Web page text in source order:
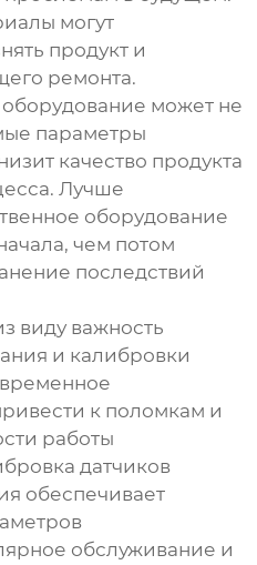
могут
продукт и
ремонта.
может не
параметры
качество продукта
Лучше
оборудование
чем потом
последствий
виду важность
и калибровки
к поломкам и
работы
датчиков
обеспечивает
обслуживание и